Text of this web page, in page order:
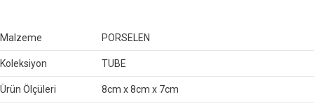
Malzeme PORSELEN
Koleksiyon TUBE
Ürün Ölçüleri 8cm x 8cm x 7cm